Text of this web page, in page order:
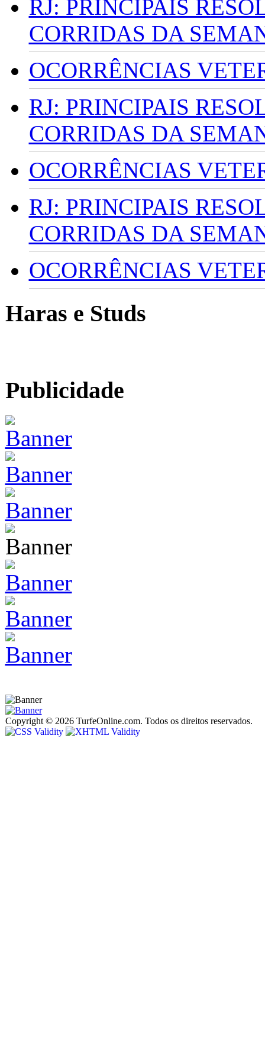
RJ: PRINCIPAIS
CORRIDAS DA
OCORRÊNCIAS
RJ: PRINCIPAIS
CORRIDAS DA
OCORRÊNCIAS
RJ: PRINCIPAIS
CORRIDAS DA
OCORRÊNCIAS
Haras e Studs
Publicidade
Copyright © 2026 TurfeOnline.com. Todos os direitos reservados.